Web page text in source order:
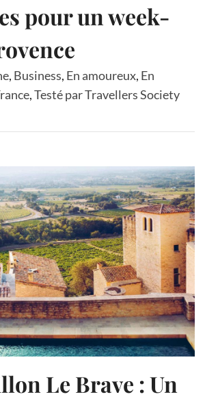
pour un week-
, Business, En amoureux, En
,Testé par Travellers Society
Le Brave : Un